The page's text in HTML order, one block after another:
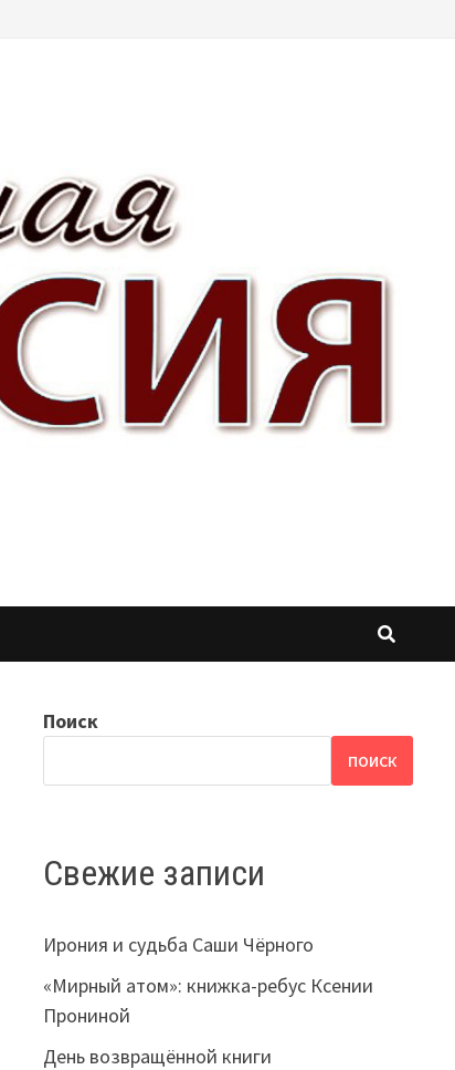
Поиск
ПОИСК
Свежие записи
Ирония и судьба Саши Чёрного
«Мирный атом»: книжка-ребус Ксении
Прониной
День возвращённой книги